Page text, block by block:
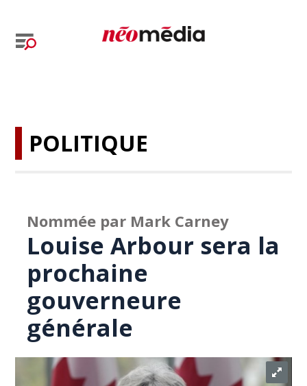
POLITIQUE
Nommée par Mark Carney
Louise Arbour sera la
prochaine
gouverneure
générale